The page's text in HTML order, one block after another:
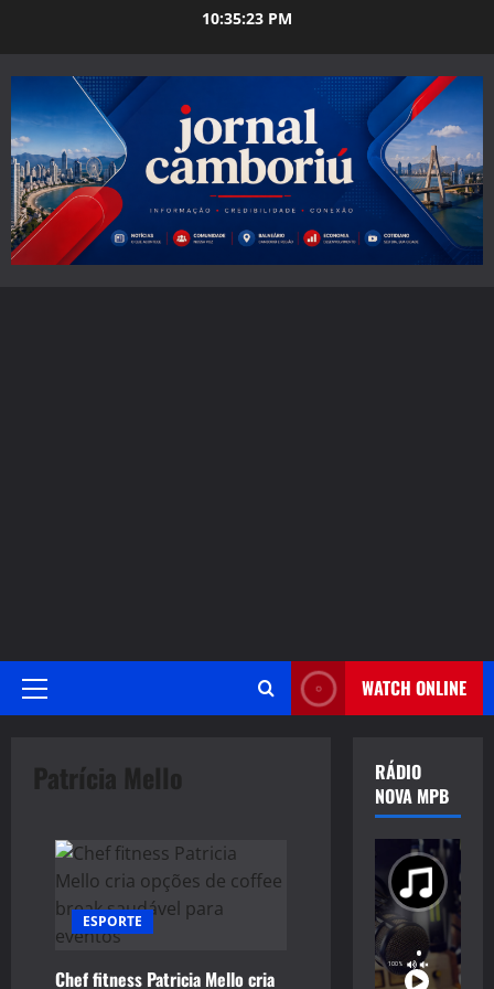
10:35:24 PM
Primary
WATCH ONLINE
Patrícia Mello
ESPORTE
Chef fitness Patricia Mello cria
RÁDIO
NOVA MPB